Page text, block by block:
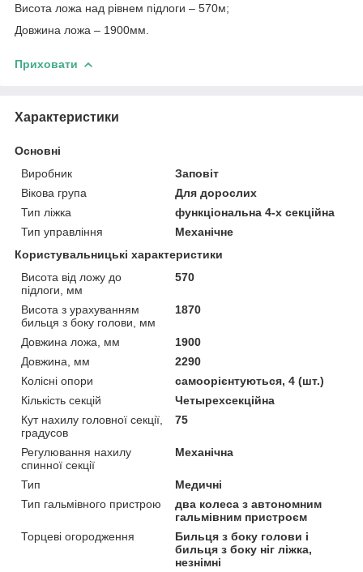
Висота ложа над рівнем підлоги – 570м;
Довжина ложа – 1900мм.
Приховати
Характеристики
Основні
Виробник
Заповіт
Вікова група
Для дорослих
Тип ліжка
функціональна 4-х секційна
Тип управління
Механічне
Користувальницькі характеристики
Висота від ложу до
підлоги, мм
570
Висота з урахуванням
бильця з боку голови, мм
1870
Довжина ложа, мм
1900
Довжина, мм
2290
Колісні опори
самоорієнтуються, 4 (шт.)
Кількість секцій
Четырехсекційна
Кут нахилу головної секції,
градусов
75
Регулювання нахилу
спинної секції
Механічна
Тип
Медичні
Тип гальмівного пристрою
два колеса з автономним
гальмівним пристроєм
Торцеві огородження
Бильця з боку голови і
бильця з боку ніг ліжка,
незнімні